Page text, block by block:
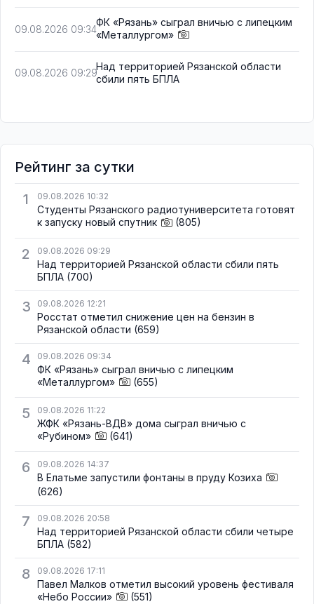
09.08.2026 09:34
ФК «Рязань» сыграл вничью с липецким
«Металлургом»
09.08.2026 09:29
Над территорией Рязанской области
сбили пять БПЛА
Рейтинг за сутки
1
09.08.2026 10:32
Студенты Рязанского радиотуниверситета готовят
к запуску новый спутник
(805)
2 09.08.2026 09:29
Над территорией Рязанской области сбили пять
БПЛА (700)
3 09.08.2026 12:21
Росстат отметил снижение цен на бензин в
Рязанской области (659)
4 09.08.2026 09:34
ФК «Рязань» сыграл вничью с липецким
«Металлургом»
(655)
5 09.08.2026 11:22
ЖФК «Рязань-ВДВ» дома сыграл вничью с
«Рубином»
(641)
6 09.08.2026 14:37
В Елатьме запустили фонтаны в пруду Козиха
(626)
7 09.08.2026 20:58
Над территорией Рязанской области сбили четыре
БПЛА (582)
8 09.08.2026 17:11
Павел Малков отметил высокий уровень фестиваля
«Небо России»
(551)